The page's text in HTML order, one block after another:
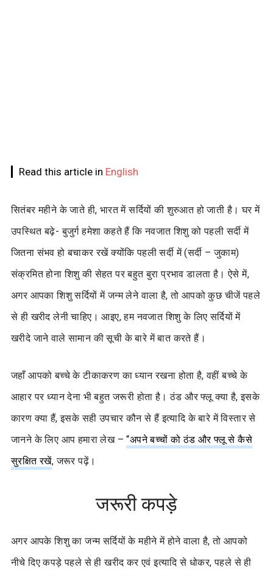
Read this article in English
सितंबर महीने के जाते ही, भारत में सर्दियों की शुरुआत हो जाती है। घर में
उपस्थित बढ़े- बुजुर्ग हमेशा कहते हैं कि नवजात शिशु को पहली सर्दी में
जितना संभव हो बचाकर रखें क्योंकि पहली सर्दी में (सर्दी – जुकाम)
संक्रमित होना शिशु की सेहत पर बहुत बुरा प्रभाव डालता है। ऐसे में,
अगर आपका शिशु सर्दियों में जन्म लेने वाला है, तो आपको कुछ चीजें पहले
से ही खरीद लेनी चाहिए। आइए, हम नवजात शिशु के लिए सर्दियों में
खरीदे जाने वाले सामान की सूची के बारे में बात करते हैं।
जहाँ आपको बच्चे के टीकाकरण का ध्यान रखना होता है, वहीं बच्चे के
आहार पर ध्यान देना भी बहुत जरूरी होता है। ठंड और फ्लू क्या है, इसके
कारण क्या हैं, इसके सही उपचार कौन से हैं इत्यादि के बारे में विस्तार से
जानने के लिए आप हमारा लेख –“अपने बच्चों को ठंड और फ्लू से कैसे
सुरक्षित रखें, जरूर पढ़ें।
जरूरी कपड़े
अगर आपके शिशु का जन्म सर्दियों के महीने में होने वाला है, तो आपको
नीचे दिए कपड़े पहले से ही खरीद कर एवंइत्यादि से धोकर, पहले से ही